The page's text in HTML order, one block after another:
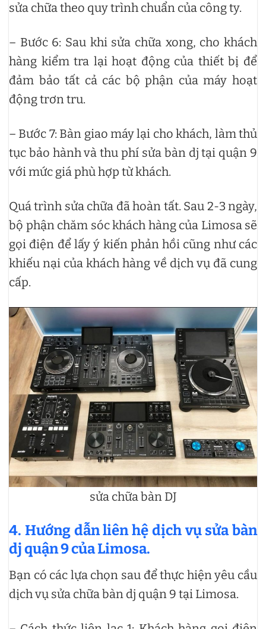
sửa chữa theo quy trình chuẩn của công ty.
– Bước 6: Sau khi sửa chữa xong, cho khách
hàng kiểm tra lại hoạt động của thiết bị để
đảm bảo tất cả các bộ phận của máy hoạt
động trơn tru.
– Bước 7: Bàn giao máy lại cho khách, làm thủ
tục bảo hành và thu phí sửa bàn dj tại quận 9
với mức giá phù hợp từ khách.
Quá trình sửa chữa đã hoàn tất. Sau 2-3 ngày,
bộ phận chăm sóc khách hàng của Limosa sẽ
gọi điện để lấy ý kiến phản hồi cũng như các
khiếu nại của khách hàng về dịch vụ đã cung
cấp.
sửa chữa bàn DJ
4. Hướng dẫn liên hệ dịch vụ sửa bàn
dj quận 9 của Limosa.
Bạn có các lựa chọn sau để thực hiện yêu cầu
dịch vụ sửa chữa bàn dj quận 9 tại Limosa.